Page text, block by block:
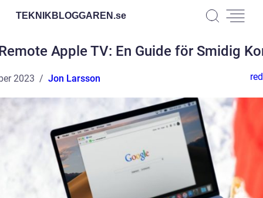
TEKNIKBLOGGAREN.se
Apple TV: En Guide för Smidig
2023 Jon Larsson